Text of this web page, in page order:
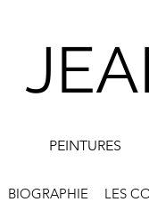
PEINTURES
BIOGRAPHIE LES